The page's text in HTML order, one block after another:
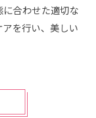
合わせた適切な
を行い、美しい